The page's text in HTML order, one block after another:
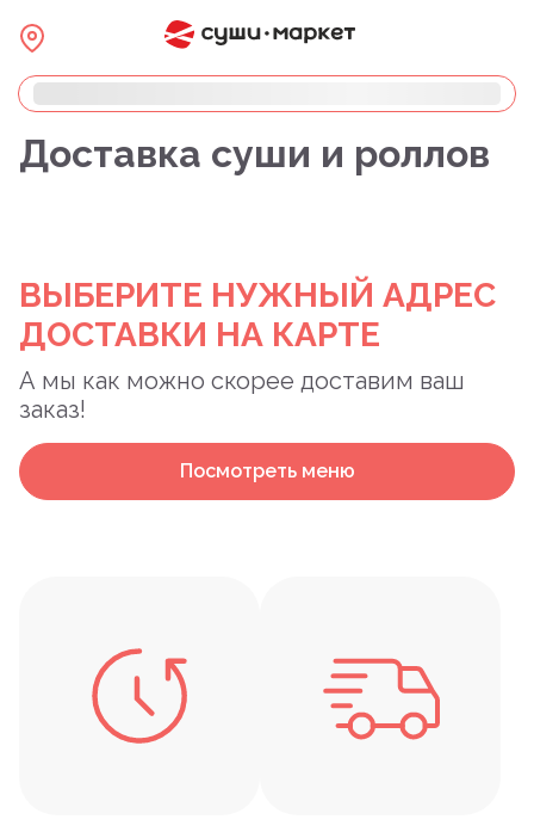
Доставка суши и роллов
ВЫБЕРИТЕ НУЖНЫЙ АДРЕС
ДОСТАВКИ НА КАРТЕ
А мы как можно скорее доставим ваш
заказ!
Посмотреть меню